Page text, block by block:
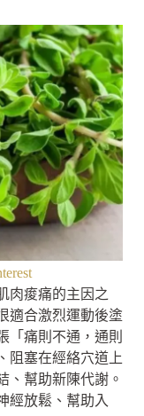
肉痠痛的主因之
適合激烈運動後塗
「痛則不通，通則
阻塞在經絡穴道上
、幫助新陳代謝。
經放鬆、幫助入